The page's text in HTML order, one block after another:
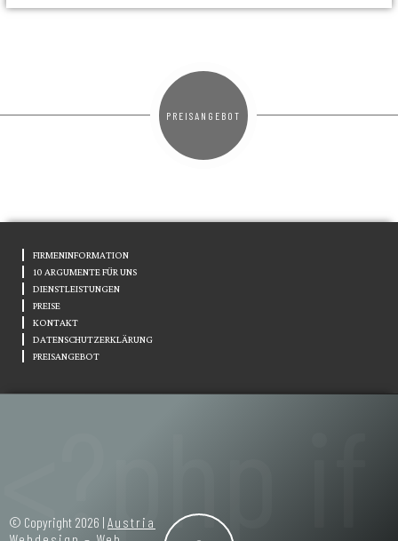
PREISANGEBOT
FIRMENINFORMATION
10 ARGUMENTE FÜR UNS
DIENSTLEISTUNGEN
PREISE
KONTAKT
DATENSCHUTZERKLÄRUNG
PREISANGEBOT
© Copyright 2026 | Austria